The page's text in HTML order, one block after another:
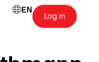
EN
Log in